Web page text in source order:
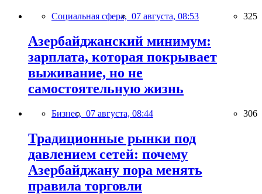
Социальная сфера, 07 августа, 08:53 325
Азербайджанский минимум:
зарплата, которая покрывает
выживание, но не
самостоятельную жизнь
Бизнес, 07 августа, 08:44 306
Традиционные рынки под
давлением сетей: почему
Азербайджану пора менять
правила торговли